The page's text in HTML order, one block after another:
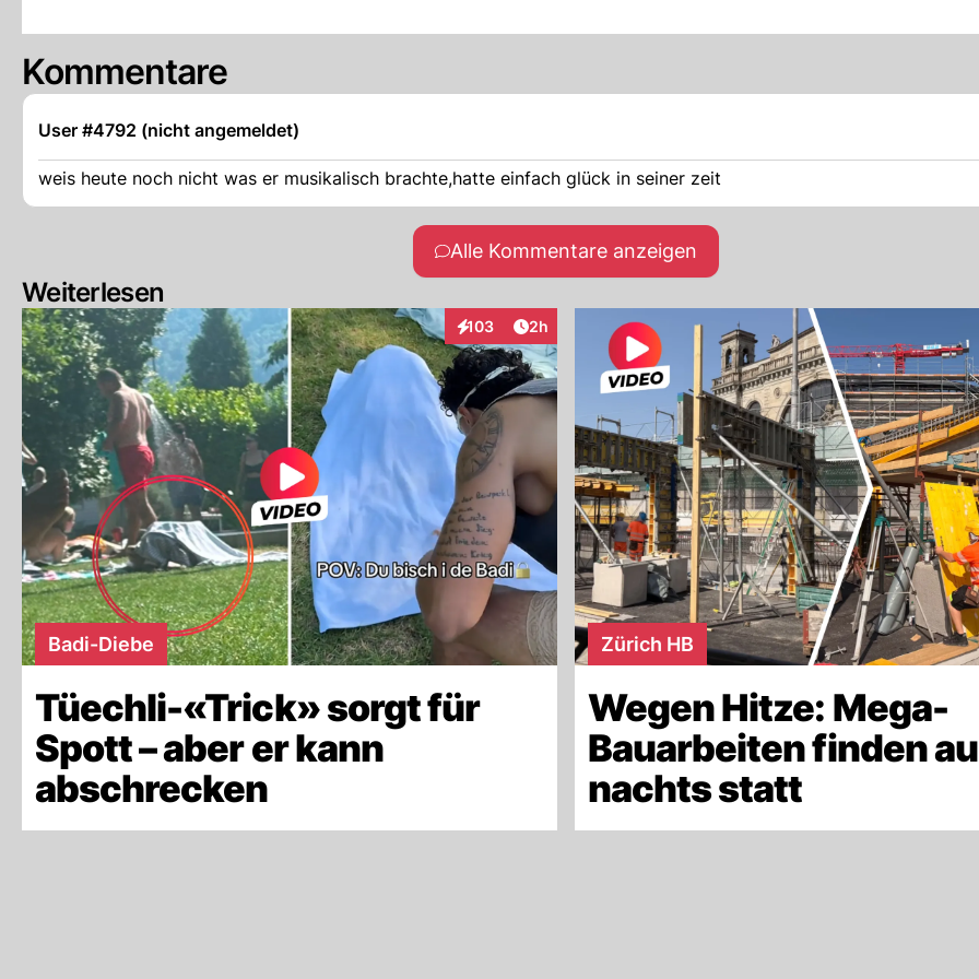
Kommentare
User #4792 (nicht angemeldet)
weis heute noch nicht was er musikalisch brachte,hatte einfach glück in seiner zeit
Alle Kommentare anzeigen
Weiterlesen
103
InteraktionenArtikel veröffentlicht:
2h
Badi-Diebe
Tüechli-«Trick» sorgt für
Spott – aber er kann
abschrecken
Zürich HB
Wegen Hitze: Mega-
Bauarbeiten finden
nachts statt